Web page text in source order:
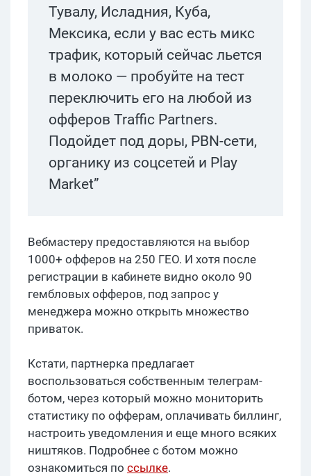
Тувалу, Исладния, Куба,
Мексика, если у вас есть микс
трафик, который сейчас льется
в молоко — пробуйте на тест
переключить его на любой из
офферов Traffic Partners.
Подойдет под доры, PBN-сети,
органику из соцсетей и Play
Market”
Вебмастеру предоставляются на выбор
1000+ офферов на 250 ГЕО. И хотя после
регистрации в кабинете видно около 90
гембловых офферов, под запрос у
менеджера можно открыть множество
приваток.
Кстати, партнерка предлагает
воспользоваться собственным телеграм-
ботом, через который можно мониторить
статистику по офферам, оплачивать биллинг,
настроить уведомления и еще много всяких
ништяков. Подробнее с ботом можно
ознакомиться по ссылке.